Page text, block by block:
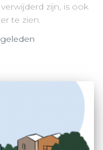
zijn, is ook
te zien.
geleden